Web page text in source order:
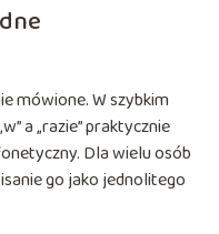
mówione. W szybkim
a „razie” praktycznie
Dla wielu osób
go jako jednolitego